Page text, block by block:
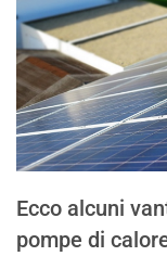
Ecco alcuni
pompe di